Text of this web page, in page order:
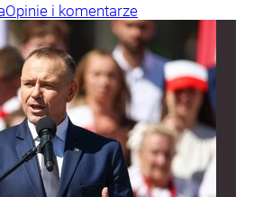
Opinie i komentarze